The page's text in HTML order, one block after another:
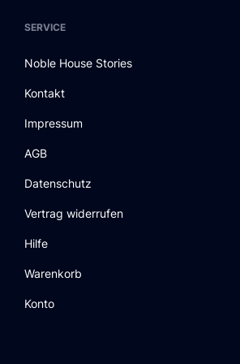
SERVICE
Noble House Stories
Kontakt
Impressum
AGB
Datenschutz
Vertrag widerrufen
Hilfe
Warenkorb
Konto